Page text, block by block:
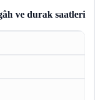
ve durak saatleri